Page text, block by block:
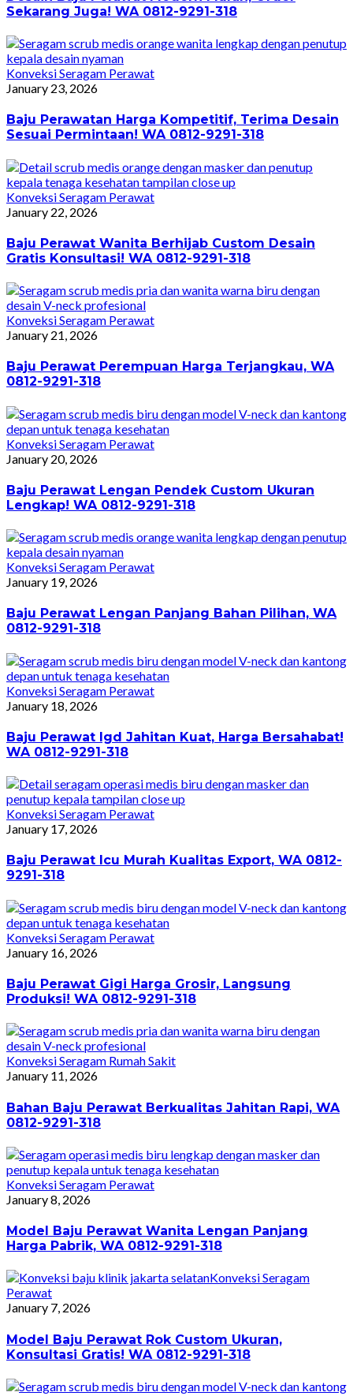
Sekarang Juga! WA 0812-9291-318
Konveksi Seragam Perawat
January 23, 2026
Baju Perawatan Harga Kompetitif, Terima Desain
Sesuai Permintaan! WA 0812-9291-318
Konveksi Seragam Perawat
January 22, 2026
Baju Perawat Wanita Berhijab Custom Desain
Gratis Konsultasi! WA 0812-9291-318
Konveksi Seragam Perawat
January 21, 2026
Baju Perawat Perempuan Harga Terjangkau, WA
0812-9291-318
Konveksi Seragam Perawat
January 20, 2026
Baju Perawat Lengan Pendek Custom Ukuran
Lengkap! WA 0812-9291-318
Konveksi Seragam Perawat
January 19, 2026
Baju Perawat Lengan Panjang Bahan Pilihan, WA
0812-9291-318
Konveksi Seragam Perawat
January 18, 2026
Baju Perawat Igd Jahitan Kuat, Harga Bersahabat!
WA 0812-9291-318
Konveksi Seragam Perawat
January 17, 2026
Baju Perawat Icu Murah Kualitas Export, WA 0812-
9291-318
Konveksi Seragam Perawat
January 16, 2026
Baju Perawat Gigi Harga Grosir, Langsung
Produksi! WA 0812-9291-318
Konveksi Seragam Rumah Sakit
January 11, 2026
Bahan Baju Perawat Berkualitas Jahitan Rapi, WA
0812-9291-318
Konveksi Seragam Perawat
January 8, 2026
Model Baju Perawat Wanita Lengan Panjang
Harga Pabrik, WA 0812-9291-318
Konveksi Seragam
Perawat
January 7, 2026
Model Baju Perawat Rok Custom Ukuran,
Konsultasi Gratis! WA 0812-9291-318